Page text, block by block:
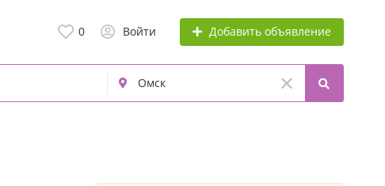
0 Войти Добавить объявление